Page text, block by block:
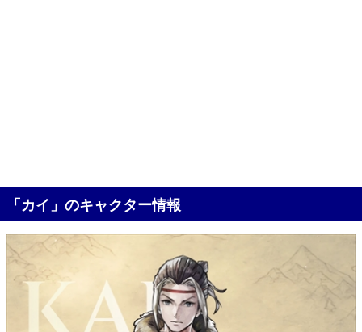
「カイ」のキャクター情報